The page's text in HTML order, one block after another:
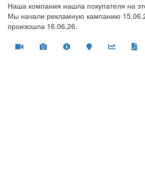
Наша компания нашла покупателя на
Мы начали рекламную кампанию
произошла 16.06.26.